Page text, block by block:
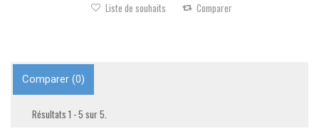
Liste de souhaits Comparer
Comparer (0)
Résultats 1 - 5 sur 5.